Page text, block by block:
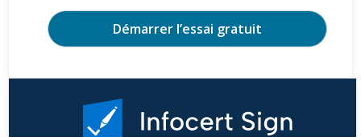
Démarrer l’essai gratuit